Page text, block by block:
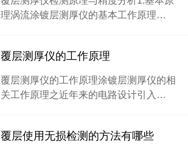
理涡流涂镀层测厚仪的基本工作原理…
覆层测厚仪的工作原理
覆层测厚仪的工作原理涂镀层测厚仪的相
关工作原理之近年来的电路设计引入…
覆层使用无损检测的方法有哪些